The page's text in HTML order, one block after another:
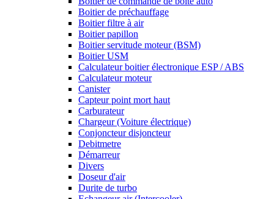
Boitier de préchauffage
Boitier filtre à air
Boitier papillon
Boitier servitude moteur (BSM)
Boitier USM
Calculateur boitier électronique ESP / ABS
Calculateur moteur
Canister
Capteur point mort haut
Carburateur
Chargeur (Voiture électrique)
Conjoncteur disjoncteur
Debitmetre
Démarreur
Divers
Doseur d'air
Durite de turbo